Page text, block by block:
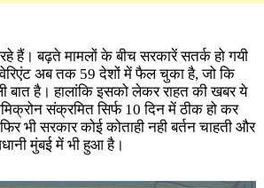
हैं। बढ़ते मामलों के बीच सरकारें सतर्क हो गयी
अब तक 59 देशों में फैल चुका है, जो कि
बात है। हालांकि इसको लेकर राहत की खबर ये
संक्रमित सिर्फ 10 दिन में ठीक हो कर
भी सरकार कोई कोताही नही बर्तन चाहती और
मुंबई में भी हुआ है।